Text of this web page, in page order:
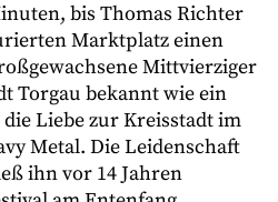
bis Thomas Richter
Marktplatz einen
Mittvierziger
Torgau bekannt wie ein
Liebe zur Kreisstadt im
Metal. Die Leidenschaft
ihn vor 14 Jahren